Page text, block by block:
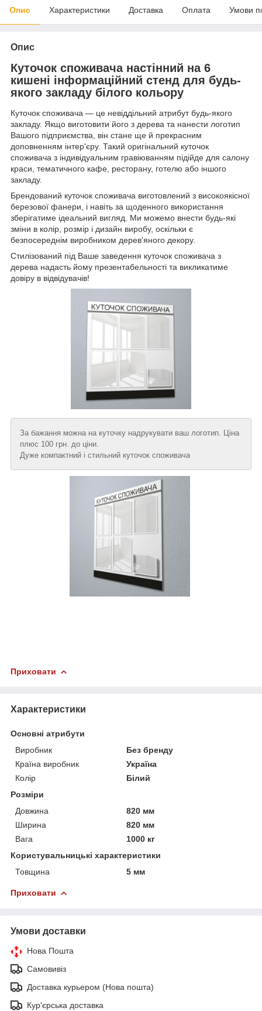
Опис Характеристики Доставка Оплата Умови
Опис
Куточок споживача настінний на 6
кишені інформаційний стенд для будь-
якого закладу білого кольору
Куточок споживача — це невіддільний атрибут будь-якого
закладу. Якщо виготовити його з дерева та нанести логотип
Вашого підприємства, він стане ще й прекрасним
доповненням інтер'єру. Такий оригінальний куточок
споживача з індивідуальним гравіюванням підійде для салону
краси, тематичного кафе, ресторану, готелю або іншого
закладу.
Брендований куточок споживача виготовлений з високоякісної
березової фанери, і навіть за щоденного використання
зберігатиме ідеальний вигляд. Ми можемо внести будь-які
зміни в колір, розмір і дизайн виробу, оскільки є
безпосереднім виробником дерев'яного декору.
Стилізований під Ваше заведення куточок споживача з
дерева надасть йому презентабельності та викликатиме
довіру в відвідувачів!
За бажання можна на куточку надрукувати ваш логотип. Ціна
плюс 100 грн. до ціни.
Дуже компактний і стильний куточок споживача
Приховати
Характеристики
Основні атрибути
Виробник
Без бренду
Країна виробник
Україна
Колір
Білий
Розміри
Довжина
820 мм
Ширина
820 мм
Вага
1000 кг
Користувальницькі характеристики
Товщина
5 мм
Приховати
Умови доставки
Нова Пошта
Самовивіз
Доставка курьером (Нова пошта)
Кур'єрська доставка